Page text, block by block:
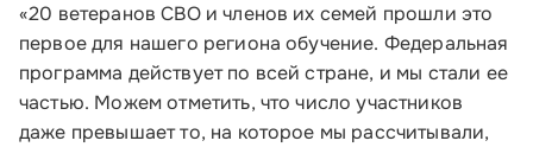
«20 ветеранов СВО и членов их семей прошли это
первое для нашего региона обучение. Федеральная
программа действует по всей стране, и мы стали ее
частью. Можем отметить, что число участников
даже превышает то, на которое мы рассчитывали,